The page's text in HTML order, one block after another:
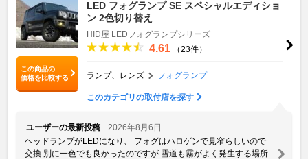
この商品の
価格を比較する
LED フォグランプ SE スペシャルエディショ
ン 2色切り替え
HID屋 LEDフォグランプシリーズ
4.61 （23件）
ランプ、レンズ フォグランプ
このカテゴリの取付店を探す
ユーザーの最新投稿
2026年8月6日
ヘッドランプがLEDになり、 フォグはハロゲンで見窄らしいので
交換 別に一色でも良かったのですが 雪道も霧がよく発生する場所